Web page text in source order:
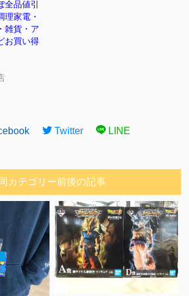
品値引
理家電・
雑貨・ア
お買い得
Twitter LINE
同カテゴリー前後の記事